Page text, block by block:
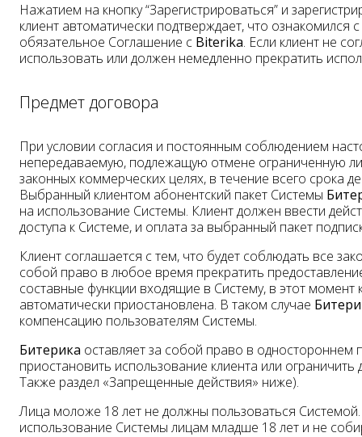
Нажатием на кнопку “Зарегистрироваться” и
клиент автоматически подтверждает, что
обязательное Соглашение с Biterika. Если клиент не
использовать или должен немедленно прекратить
Предмет договора
При условии согласия и постоянным соблюдением
непередаваемую, подлежащую отмене ограниченную
законных коммерческих целях, в течение всего срока
Выбранный клиентом абонентский пакет Cистемы
на использование Системы. Клиент должен ввести
доступа к Системе, и оплата за выбранный пакет
Клиент соглашается с тем, что будет соблюдать все
собой право в любое время прекратить
составные функции входящие в Систему, в этот момент
автоматически приостановлена. В таком случае
компенсацию пользователям Системы.
Битерика оставляет за собой право в одностороннем
приостановить использование клиента или
Также раздел «Запрещенные действия» ниже).
Лица моложе 18 лет не должны пользоваться
использование Системы лицам младше 18 лет и не